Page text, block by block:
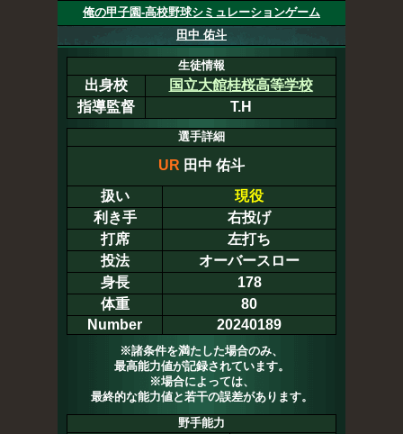
俺の甲子園-高校野球シミュレーションゲーム
田中 佑斗
生徒情報
出身校
国立大館桂桜高等学校
指導監督
T.H
選手詳細
UR 田中 佑斗
扱い
現役
利き手
右投げ
打席
左打ち
投法
オーバースロー
身長
178
体重
80
Number
20240189
※諸条件を満たした場合のみ、
最高能力値が記録されています。
※場合によっては、
最終的な能力値と若干の誤差があります。
野手能力